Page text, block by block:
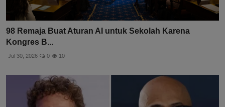
98 Remaja Buat Aturan AI untuk Sekolah Karena
Kongres B...
Jul 30, 2026 0 10